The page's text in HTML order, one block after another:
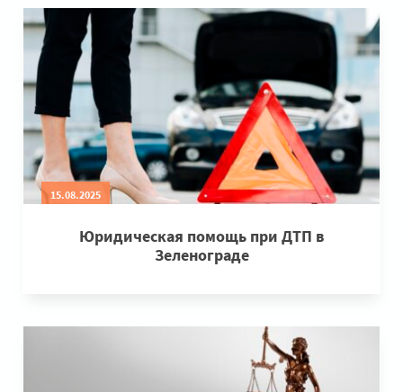
15.08.2025
Юридическая помощь при ДТП в
Зеленограде